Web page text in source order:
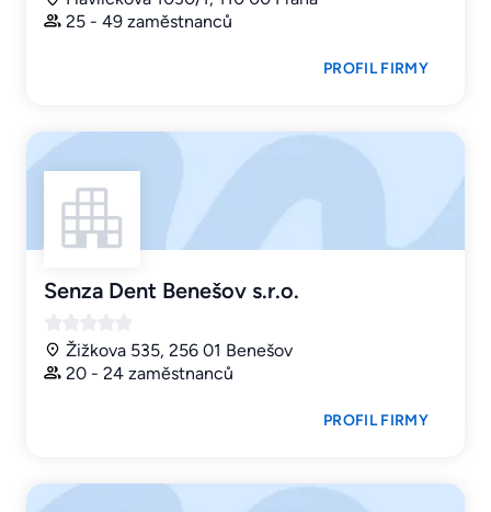
25 - 49 zaměstnanců
PROFIL FIRMY
Senza Dent Benešov s.r.o.
Žižkova 535, 256 01 Benešov
20 - 24 zaměstnanců
PROFIL FIRMY